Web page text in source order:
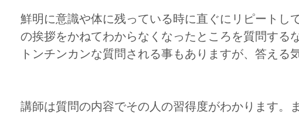
鮮明に意識や体に残っている時に直ぐにリピートし
の挨拶をかねてわからなくなったところを質問する
トンチンカンな質問される事もありますが、答える
講師は質問の内容でその人の習得度がわかります。